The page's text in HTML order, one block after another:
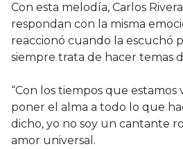
Con esta melodía, Carlos
respondan con la misma
reaccionó cuando la escuchó
siempre trata de hacer temas
“Con los tiempos que estamos
poner el alma a todo lo que
dicho, yo no soy un cantante
amor universal.